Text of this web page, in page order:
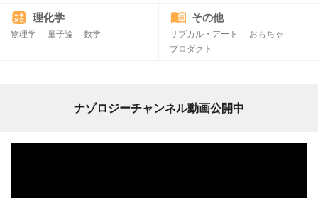
理化学
物理学 量子論 数学
その他
サブカル・アート
おもちゃ
プロダクト
ナゾロジーチャンネル動画公開中